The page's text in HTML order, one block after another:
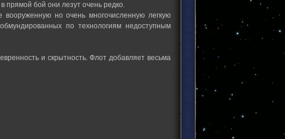
прямой бой они лезут очень редко.
но очень многочисленную легкую
по технологиям недоступным
и скрытность. Флот добавляет весьма